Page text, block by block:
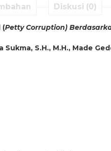
Diskusi (0)
(Petty Corruption)
S.H., M.H., Made